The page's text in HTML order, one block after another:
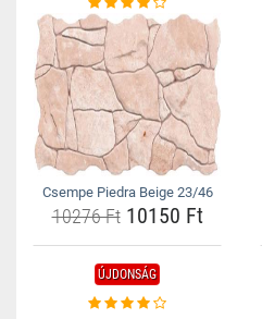
Csempe Piedra Beige 23/46
10276 Ft10150 Ft
ÚJDONSÁG